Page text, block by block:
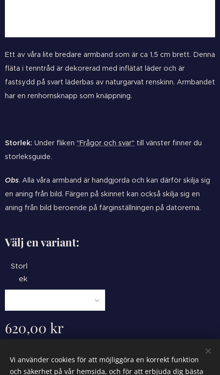
Ett av våra lite bredare armband som är ca 1,5 cm brett. Denna
fläta i tenntråd är dekorerad med inflätat läder och är
fastsydd på svart läderbas av naturgarvat renskinn. Armbandet
har en renhornsknapp som knäppning.
Storlek: Under fliken "Frågor och svar" till vänster finner du
storleksguide.
Obs. Alla våra armband är handgjorda och kan därför skilja sig
en aning från bild. Färgen på skinnet kan också skilja sig en
aning från bild beroende på färginställningen på datorerna.
Välj en variant:
Storl
ek
620,00 kr
Powered byWebnode Cookies
Vi använder cookies för att möjliggöra en korrekt funktion
och säkerhet på vår hemsida, och för att erbjuda dig bästa